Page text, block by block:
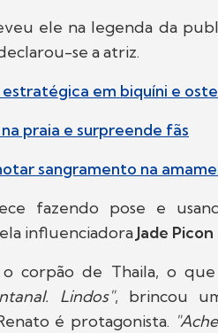
ele na legenda da
se a atriz.
estratégica em biquíni e
praia e surpreende fãs
sangramento na
fazendo pose e
influenciadora Jade Picon
corpão de Thaila, o
Lindos", brincou
é protagonista.